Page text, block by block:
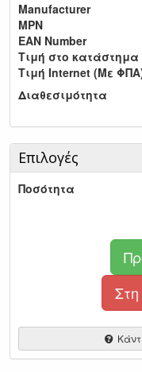
Manufacturer
MPN
EAN Number
Τιμή στο κατάστημα
Τιμή Internet (Με
Διαθεσιμότητα
Επιλογές
Ποσότητα